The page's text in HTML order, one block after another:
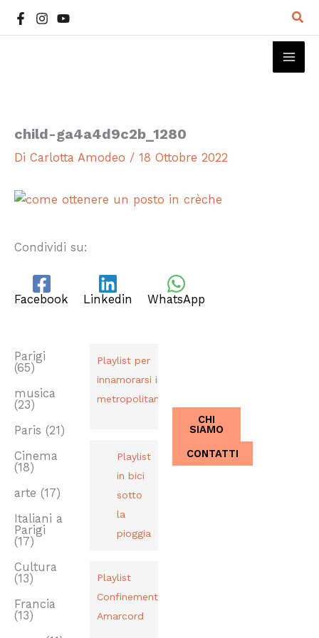
child-ga4a4d9c2b_1280
Di Carlotta Amodeo / 18 Ottobre 2022
Condividi su:
Facebook Linkedin WhatsApp
CHI
SIAMO
CONTATTI
Playlist per
innamorarsi in
metropolitana
Playlist
in bici
sotto
la
pioggia
Playlist
Confinement
Amarcord
Parigi
(65)
musica
(23)
Paris(21)
Cinema
(18)
arte(17)
Italiani a
Parigi
(17)
Cultura
(13)
Francia
(13)